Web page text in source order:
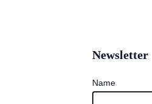
Newsletter
Name